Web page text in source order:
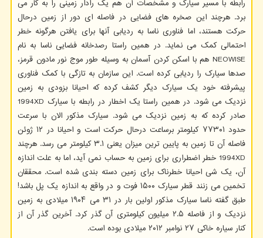
رابطه با مسیر سیارک و مشخصات آن هم یک رادار زمینی را به کار می
برد. هرچند این صخره های فضایی در فاصله ای دور از زمین درحال
حرکت هستند، اما فناوری ناسا به ردیابی آنها برای یافتن هرگونه خطر
احتمالی کمک می نماید. در همین راستا رصدخانه فضایی ناسا به نام
NEOWISE هم با اسکن کردن آسمان به وسیله طور موج نور مادون قرمز،
صدها سیارک را ردیابی کرده است. این سازمان به تازگی با کمک فناوری
پیشرفته خود یک سیارک دیگر کشف کرده که احیانا بزودی به زمین
نزدیک می شود. در همین راستا یک اخطار در رابطه با سیارک 1994XD
صادر کرده که به زمین نزدیک می شود. سیارک مذکور الان با سرعت
حدود ۷۷۳۰۱ کیلومتر برساعت درحال حرکت است و احیانا در ۱۲ ژوئن
فاصله آن تا زمین به پایین ترین میزان یعنی ۳.۱ کیلومتر می رسد. هرچند
1994XD خطر اضطراری برای زمین به حساب نمی آید، اما به علت اندازه
آن، یک شی احیانا خطرناک برای زمین دسته بندی شده است. محققان
تخمین می زنند قطر سیارک ۱۵۰۰ فوت و در واقع به اندازه یک پل باشد!
طبق گفته ناسا سیارک مذکور اولین بار در ۳۱ می ۱۹۰۴ میلادی به زمین
نزدیک و از فاصله ۲.۵ میلیون کیلومتری آن گذر کرد. آخرین گذر آن از
کنار سیاره خاکی ۲۷ نوامبر ۲۰۱۲ میلادی بوده است.